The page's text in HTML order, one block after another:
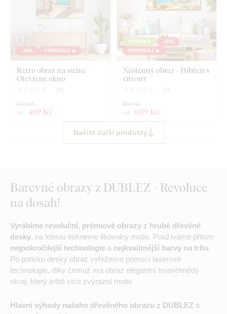
-24% VÝPRODEJ 🔥
Retro obraz na stěnu -
Otevřené okno
( 0)
od 469 Kč
619 Kč
NOVINKA
-26%
VÝPRODEJ 🔥
Nástěnný obraz - Pobřeží s
citrony
( 0)
od 609 Kč
819 Kč
Načíst další produkty
Barevné obrazy z DUBLEZ - Revoluce
na dosah!
Vyrábíme revoluční, prémiové obrazy z hrubé dřevěné
desky, na kterou tiskneme libovolný motiv. Používáme přitom
nejpokročilejší technologie a nejkvalitnější barvy na trhu.
Po potisku desky obraz vyřežeme pomocí laserové
technologie, díky čemuž má obraz elegantní tmavěhnědý
okraj, který ještě více zvýrazní motiv.
Hlavní výhody našeho dřevěného obrazu z DUBLEZ s